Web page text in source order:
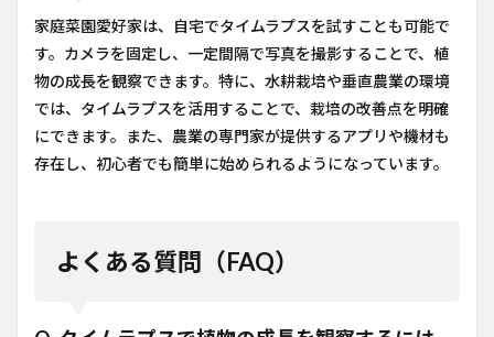
家庭菜園愛好家は、自宅でタイムラプスを試すことも可能で
す。カメラを固定し、一定間隔で写真を撮影することで、植
物の成長を観察できます。特に、水耕栽培や垂直農業の環境
では、タイムラプスを活用することで、栽培の改善点を明確
にできます。また、農業の専門家が提供するアプリや機材も
存在し、初心者でも簡単に始められるようになっています。
よくある質問（FAQ）